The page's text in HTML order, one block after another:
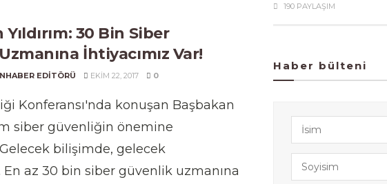
30 Bin Siber
İhtiyacımız Var!
EDITÖRÜ EKIM 22, 2017 0
Konferansı'nda konuşan Başbakan
siber güvenliğin önemine
bilişimde, gelecek
En az 30 bin siber güvenlik uzmanına
190 PAYLAŞIM
Haber bülteni